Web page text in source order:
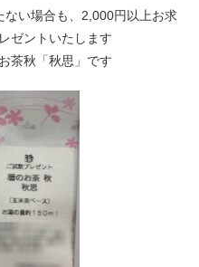
ない場合も、2,000円以上お求
ゼントいたします
茶秋「秋思」です